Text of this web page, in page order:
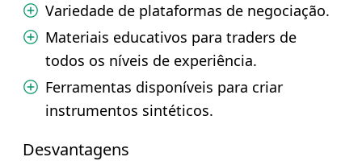
Variedade de plataformas de negociação.
Materiais educativos para traders de
todos os níveis de experiência.
Ferramentas disponíveis para criar
instrumentos sintéticos.
Desvantagens